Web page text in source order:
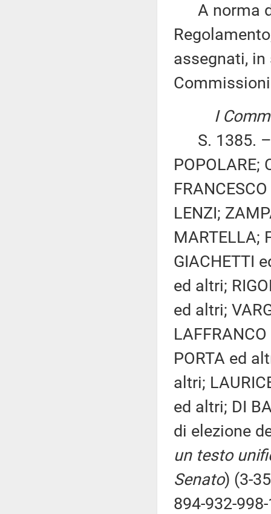
A norma
assegnati,
I
S. 1385. –
POPOLARE;
LENZI;
MARTELLA;
GIACHETTI
ed altri;
ed altri;
PORTA ed
altri;
ed altri; DI
di elezione
un testo
Senato) (3-
894-932-